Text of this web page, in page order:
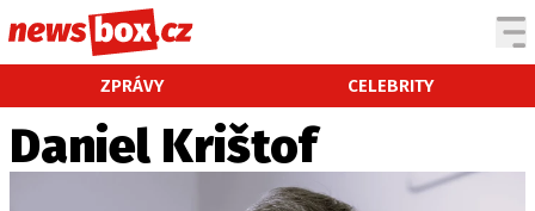
ZPRÁVY CELEBRITY
ZAHRANIČÍ
POČASÍ
ČESKÉ CELEBRITY
Daniel Krištof